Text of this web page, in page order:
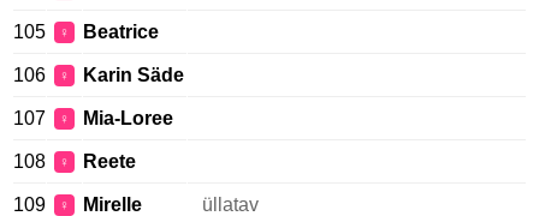
105 ♀ Beatrice
106 ♀ Karin Säde
107 ♀ Mia-Loree
108 ♀ Reete
109 ♀ Mirelle üllatav